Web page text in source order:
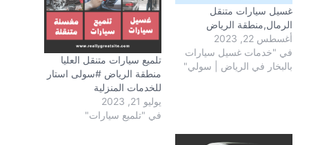
غسيل سيارات متنقل
الرمال,منطقة الرياض
أغسطس 22, 2023
في "خدمات غسيل سيارات
بالبخار في الرياض | سولي"
تلميع سيارات متنقل العليا
منطقة الرياض #سولى استار
للخدمات المنزلية
يوليو 21, 2023
في "تلميع سيارات"